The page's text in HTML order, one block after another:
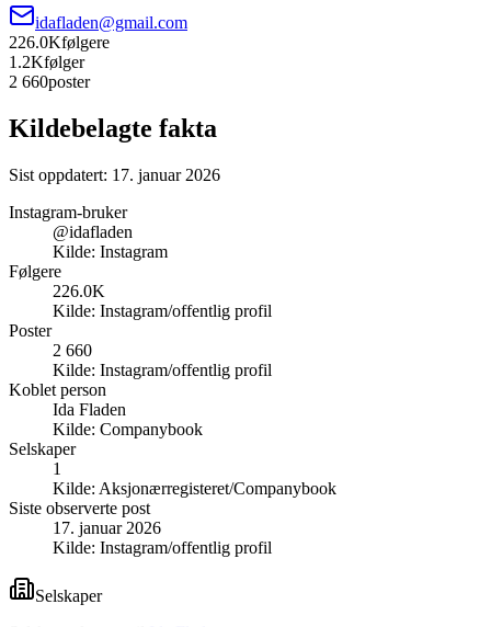
idafladen@gmail.com
226.0Kfølgere
1.2Kfølger
2 660poster
Kildebelagte fakta
Sist oppdatert: 17. januar 2026
Instagram-bruker
@idafladen
Kilde: Instagram
Følgere
226.0K
Kilde: Instagram/offentlig profil
Poster
2 660
Kilde: Instagram/offentlig profil
Koblet person
Ida Fladen
Kilde: Companybook
Selskaper
1
Kilde: Aksjonærregisteret/Companybook
Siste observerte post
17. januar 2026
Kilde: Instagram/offentlig profil
Selskaper